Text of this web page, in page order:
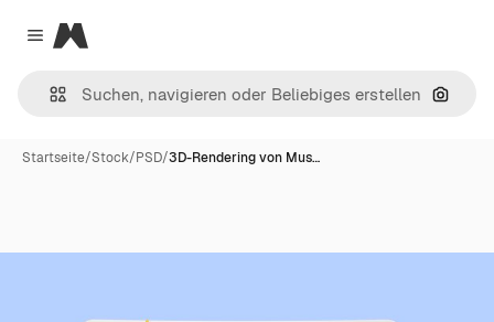
Close menu
Magnific
Nach
Startseite/Stock/PSD/3D-Rendering von Mus…